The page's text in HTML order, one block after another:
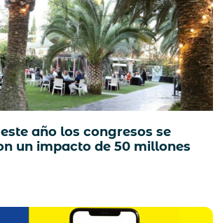
año los congresos se
un impacto de 50 millones